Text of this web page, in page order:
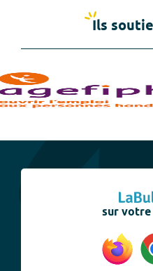
Ils
sur